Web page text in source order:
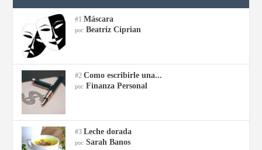
#1Máscara
por:Beatriz Ciprian
#2Como escribirle una...
por:Finanza Personal
#3Leche dorada
por:Sarah Banos